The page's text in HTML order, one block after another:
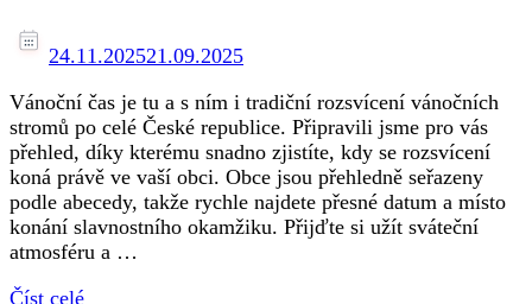
24.11.202521.09.2025
Vánoční čas je tu a s ním i tradiční rozsvícení vánočních
stromů po celé České republice. Připravili jsme pro vás
přehled, díky kterému snadno zjistíte, kdy se rozsvícení
koná právě ve vaší obci. Obce jsou přehledně seřazeny
podle abecedy, takže rychle najdete přesné datum a místo
konání slavnostního okamžiku. Přijďte si užít sváteční
atmosféru a …
Číst celé